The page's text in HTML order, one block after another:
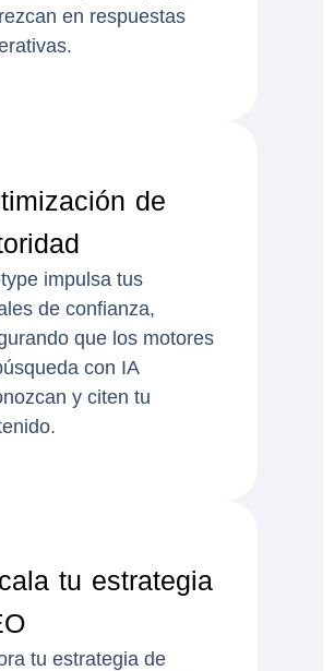
en respuestas
de
impulsa tus
de confianza,
que los motores
con IA
y citen tu
tu estrategia
tu estrategia de